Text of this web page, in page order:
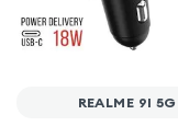
REALME 9I 5G